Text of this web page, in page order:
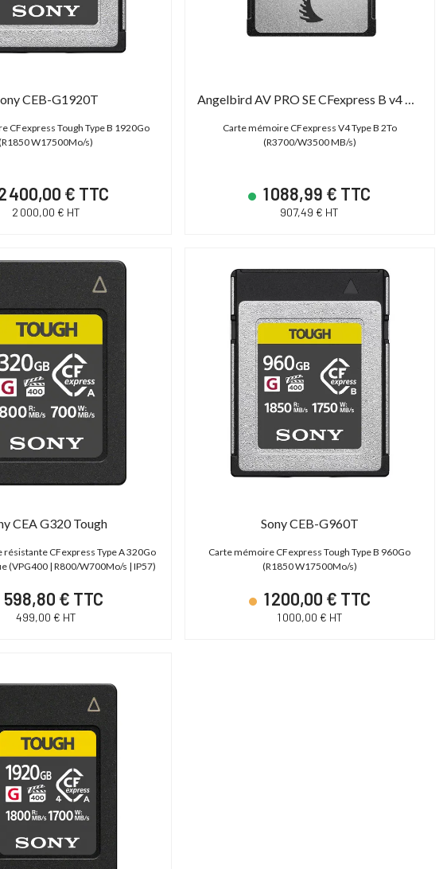
CEB-G1920T
CFexpress Tough Type B 1920Go
W17500Mo/s)
400,00 € TTC
2 000,00 € HT
Angelbird AV PRO SE CFexpress B v4 MK2 2 TB
Carte mémoire CFexpress V4 Type B 2To
(R3700/W3500 MB/s)
1 088,99 € TTC
907,49 € HT
CEA G320 Tough
CFexpress Type A 320Go
(VPG400 | R800/W700Mo/s | IP57)
598,80 € TTC
499,00 € HT
Sony CEB-G960T
Carte mémoire CFexpress Tough Type B 960Go
(R1850 W17500Mo/s)
1 200,00 € TTC
1 000,00 € HT